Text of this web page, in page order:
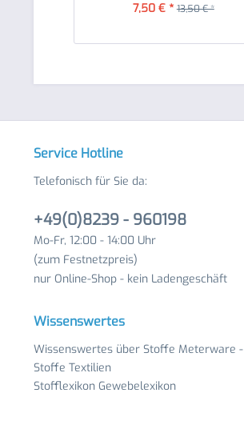
7,50 € * 13,50 € *
Service Hotline
Telefonisch für Sie da:
+49(0)8239 - 960198
Mo-Fr, 12:00 - 14:00 Uhr
(zum Festnetzpreis)
nur Online-Shop - kein Ladengeschäft
Wissenswertes
Wissenswertes über Stoffe Meterware -
Stoffe Textilien
Stofflexikon Gewebelexikon